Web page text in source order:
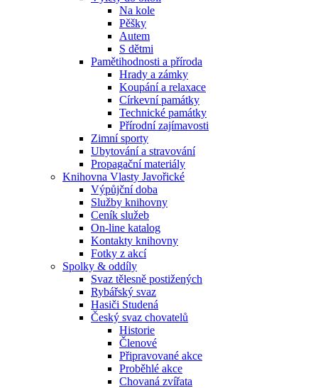
Na kole
Pěšky
Autem
S dětmi
Pamětihodnosti a příroda
Hrady a zámky
Koupání a relaxace
Církevní památky
Technické památky
Přírodní zajímavosti
Zimní sporty
Ubytování a stravování
Propagační materiály
Knihovna Vlasty Javořické
Výpůjční doba
Služby knihovny
Ceník služeb
On-line katalog
Kontakty knihovny
Fotky z akcí
Spolky & oddíly
Svaz tělesně postižených
Rybářský svaz
Hasiči Studená
Český svaz chovatelů
Historie
Členové
Připravované akce
Proběhlé akce
Chovaná zvířata